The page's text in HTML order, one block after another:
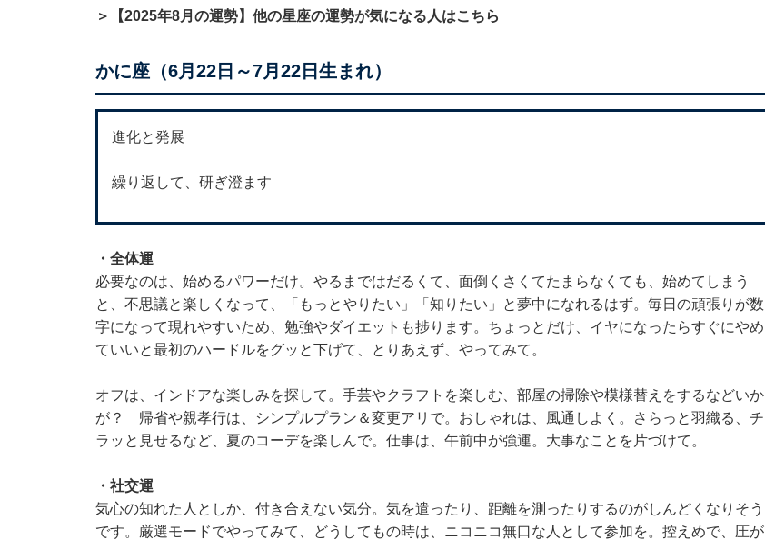
＞【2025年8月の運勢】他の星座の運勢が気になる人はこちら
かに座（6月22日～7月22日生まれ）
進化と発展
繰り返して、研ぎ澄ます
・全体運
必要なのは、始めるパワーだけ。やるまではだるくて、面倒くさくてたまらなくても、始めてしまう
と、不思議と楽しくなって、「もっとやりたい」「知りたい」と夢中になれるはず。毎日の頑張りが数
字になって現れやすいため、勉強やダイエットも捗ります。ちょっとだけ、イヤになったらすぐにやめ
ていいと最初のハードルをグッと下げて、とりあえず、やってみて。
オフは、インドアな楽しみを探して。手芸やクラフトを楽しむ、部屋の掃除や模様替えをするなどいか
が？ 帰省や親孝行は、シンプルプラン＆変更アリで。おしゃれは、風通しよく。さらっと羽織る、チ
ラッと見せるなど、夏のコーデを楽しんで。仕事は、午前中が強運。大事なことを片づけて。
・社交運
気心の知れた人としか、付き合えない気分。気を遣ったり、距離を測ったりするのがしんどくなりそう
です。厳選モードでやってみて、どうしてもの時は、ニコニコ無口な人として参加を。控えめで、圧が